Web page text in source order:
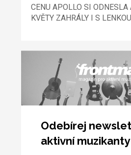
CENU APOLLO SI ODNESLA
KVĚTY ZAHRÁLY I S
Odebírej
aktivní muzikanty